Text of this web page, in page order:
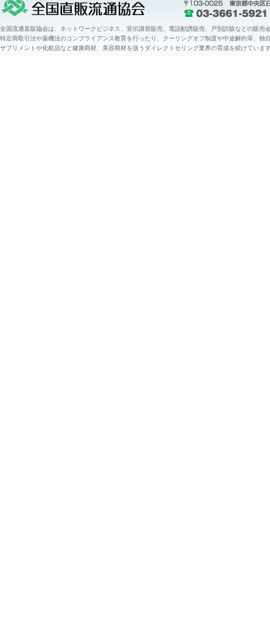
全国流通直販協会は、ネットワークビジネス、宣伝講習販売、電話勧誘販売、戸別訪販などの販売
特定商取引法や薬機法のコンプライアンス教育を行ったり、クーリングオフ制度や中途解約等、
サプリメントや化粧品など健康商材、美容商材を扱うダイレクトセリング業界の育成を続けていま